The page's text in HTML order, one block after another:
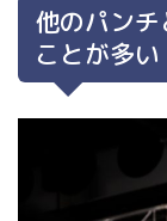
他のパン
ことが多い